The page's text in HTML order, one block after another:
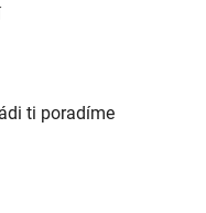
ti poradíme